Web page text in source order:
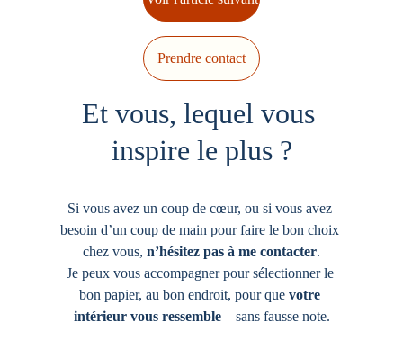
Prendre contact
Et vous, lequel vous
inspire le plus ?
Si vous avez un coup de cœur, ou si vous avez
besoin d’un coup de main pour faire le bon choix
chez vous, n’hésitez pas à me contacter.
Je peux vous accompagner pour sélectionner le
bon papier, au bon endroit, pour que votre
intérieur vous ressemble – sans fausse note.